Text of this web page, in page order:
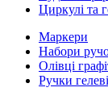
Циркулі та
Маркери
Набори
Олівці
Ручки гелеві